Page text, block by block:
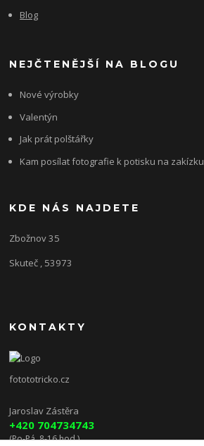
Blog
NEJČTENĚJŠÍ NA BLOGU
Nové výrobky
Valentýn
Jak prát polštářky
Kam posílat fotografie k potisku na zakízku
KDE NÁS NAJDETE
Zbožnov 35
Skuteč , 53973
KONTAKTY
fotototricko.cz
Jaroslav Zástěra
+420 704734743
(Po-Pá, 8-16 hod.)